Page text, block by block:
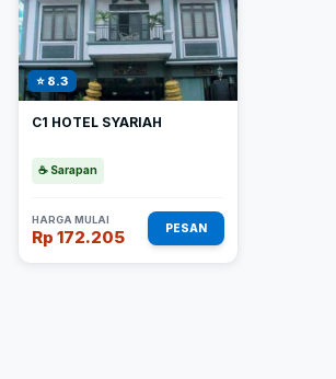
⭐ 8.3
C1 HOTEL SYARIAH
☕ Sarapan
HARGA MULAI
Rp 172.205 PESAN